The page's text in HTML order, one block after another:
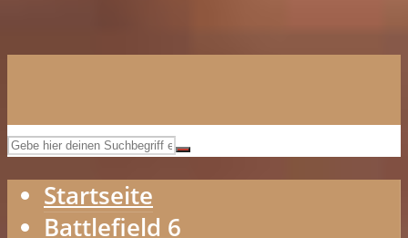
Startseite
Battlefield 6